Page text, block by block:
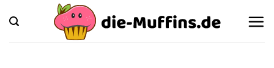
Inhalt
springen